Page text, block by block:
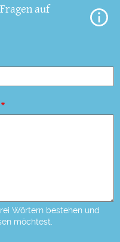
auf
Wörtern bestehen und
möchtest.